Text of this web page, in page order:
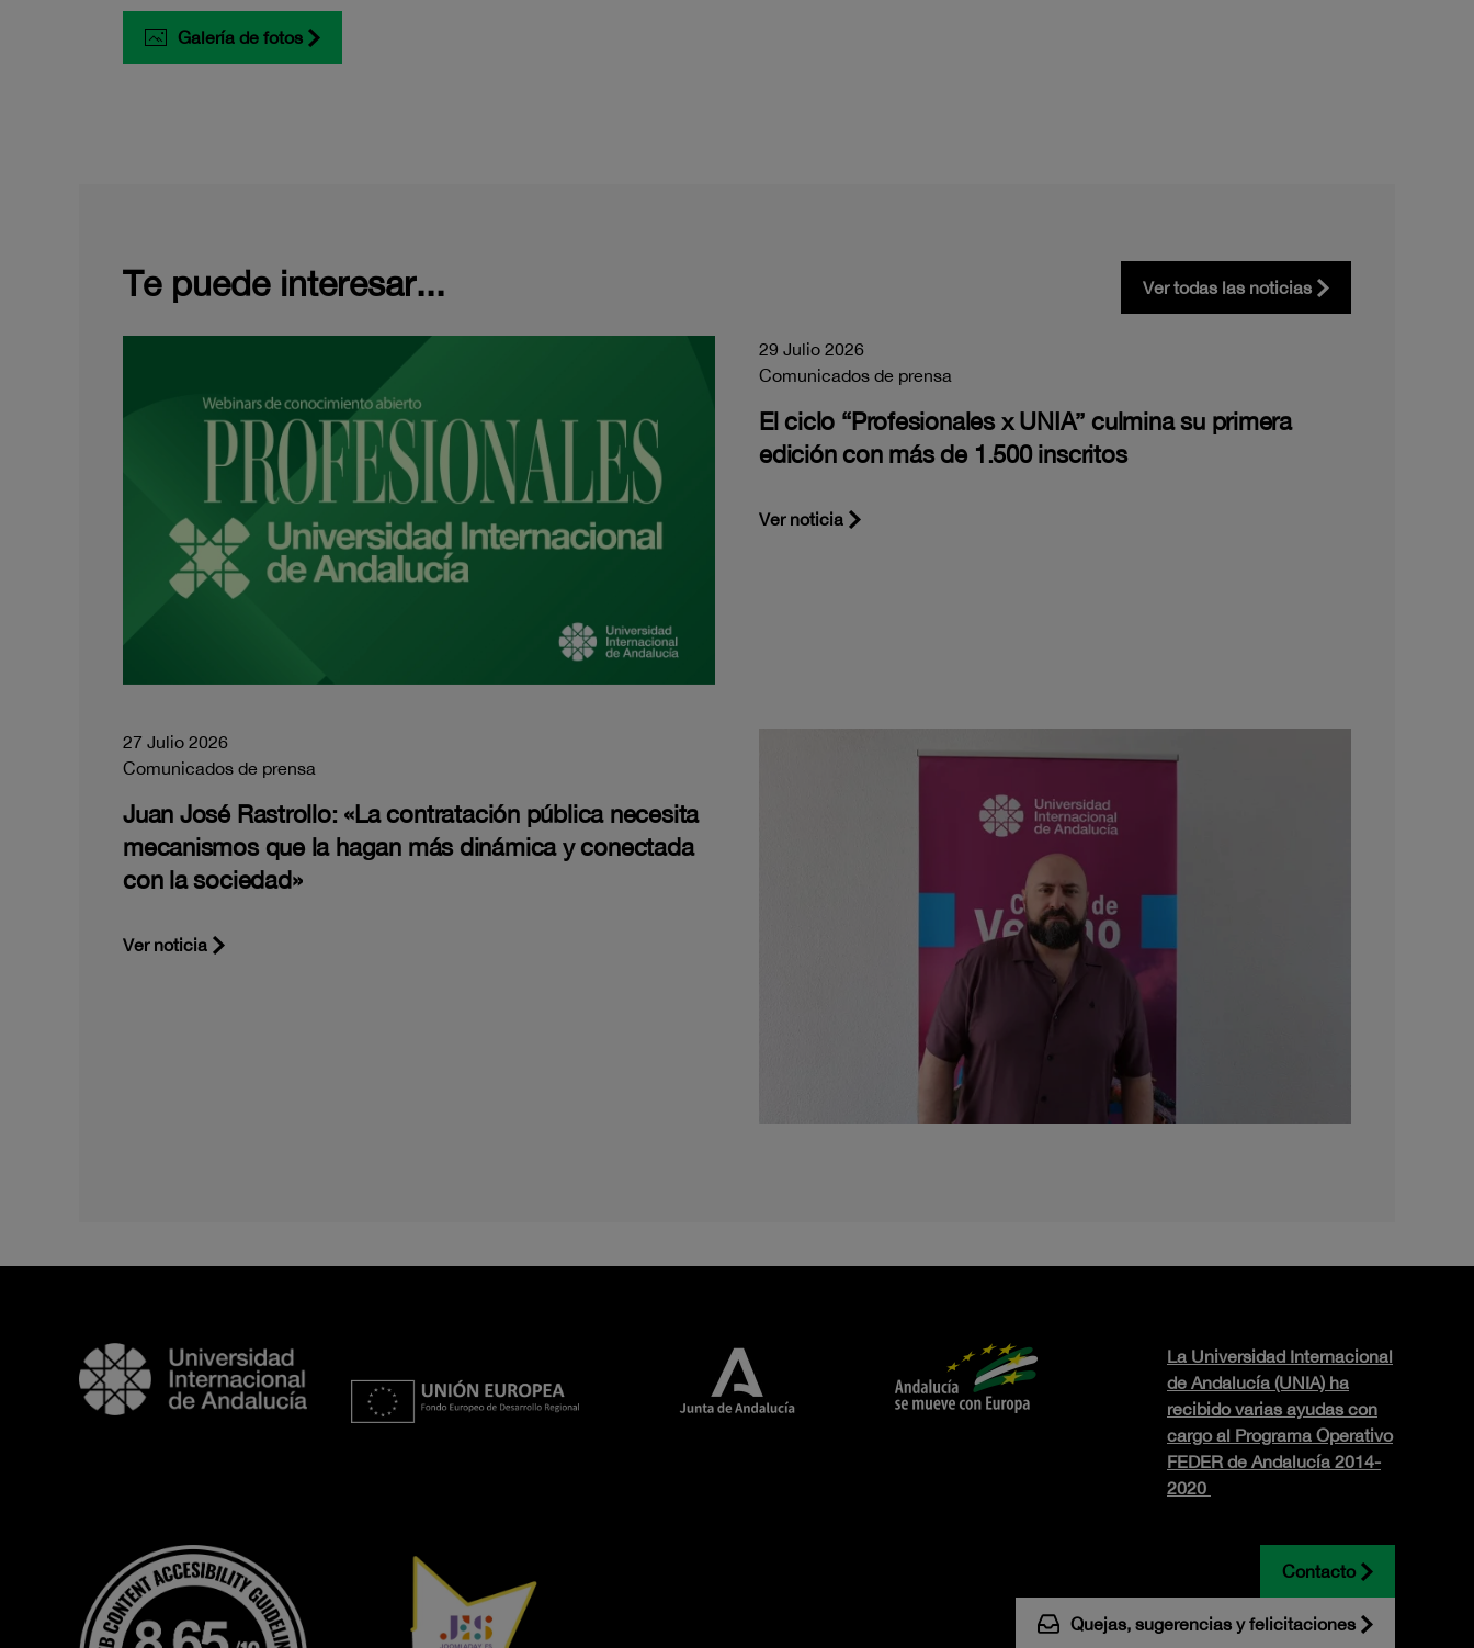
Galería de fotos
Te puede interesar... Ver todas las noticias
29 Julio 2026
Comunicados de prensa
El ciclo “Profesionales x UNIA” culmina su primera
edición con más de 1.500 inscritos
Ver noticia
27 Julio 2026
Comunicados de prensa
Juan José Rastrollo: «La contratación pública necesita
mecanismos que la hagan más dinámica y conectada
con la sociedad»
Ver noticia
La Universidad Internacional
de Andalucía (UNIA) ha
recibido varias ayudas con
cargo al Programa Operativo
FEDER de Andalucía 2014-
2020
Contacto
Quejas, sugerencias y felicitaciones